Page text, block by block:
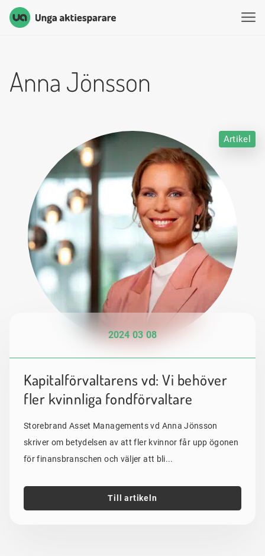
Unga Aktiesparare
Anna Jönsson
Artikel
2024 03 08
Kapitalförvaltarens vd: Vi behöver
fler kvinnliga fondförvaltare
Storebrand Asset Managements vd Anna Jönsson
skriver om betydelsen av att fler kvinnor får upp ögonen
för finansbranschen och väljer att bli...
Till artikeln